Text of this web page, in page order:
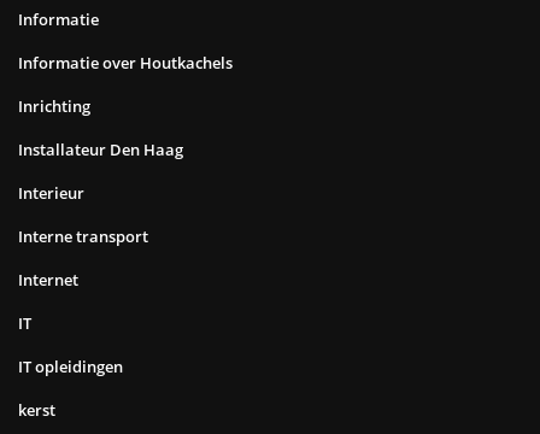
Informatie
Informatie over Houtkachels
Inrichting
Installateur Den Haag
Interieur
Interne transport
Internet
IT
IT opleidingen
kerst